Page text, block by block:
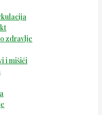
zdravlje
i mišići